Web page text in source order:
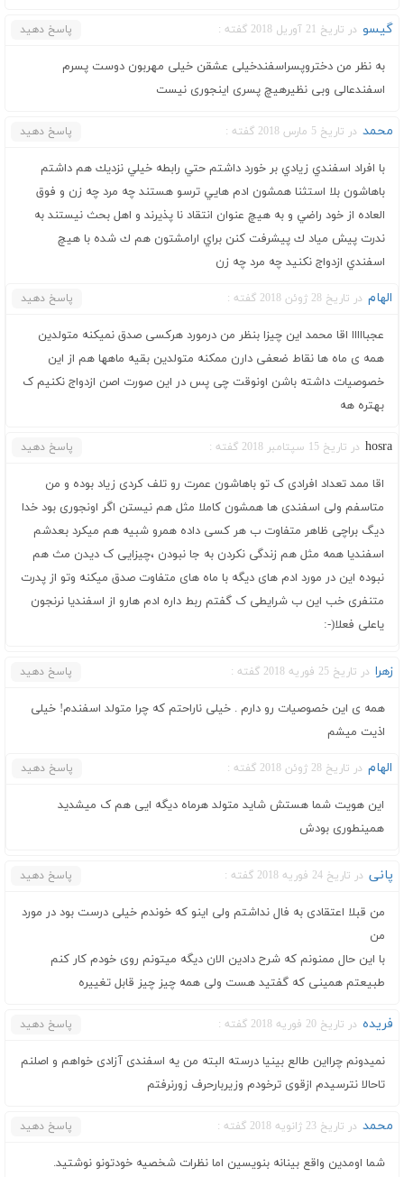
گیسو در تاریخ 21 آوریل 2018 گفته : پاسخ دهید
به نظر من دختروپسراسفندخیلی عشقن خیلی مهربون دوست پسرم
اسفندعالی وبی نظیرهیچ پسری اینجوری نیست
محمد در تاریخ 5 مارس 2018 گفته : پاسخ دهید
با افراد اسفندي زيادي بر خورد داشتم حتي رابطه خيلي نزديك هم داشتم
باهاشون بلا استثنا همشون ادم هايي ترسو هستند چه مرد چه زن و فوق
العاده از خود راضي و به هيچ عنوان انتقاد نا پذيرند و اهل بحث نيستند به
ندرت پيش مياد ك پيشرفت كنن براي ارامشتون هم ك شده با هيچ
اسفندي ازدواج نكنيد چه مرد چه زن
الهام در تاریخ 28 ژوئن 2018 گفته : پاسخ دهید
عجبااااا اقا محمد این چیزا بنظر من درمورد هرکسی صدق نمیکنه متولدین
همه ی ماه ها نقاط ضعفی دارن ممکنه متولدین بقیه ماهها هم از این
خصوصیات داشته باشن اونوقت چی پس در این صورت اصن ازدواج نکنیم ک
بهتره هه
hosra در تاریخ 15 سپتامبر 2018 گفته : پاسخ دهید
اقا ممد تعداد افرادی ک تو باهاشون عمرت رو تلف کردی زیاد بوده و من
متاسفم ولی اسفندی ها همشون کاملا مثل هم نیستن اگر اونجوری بود خدا
دیگ براچی ظاهر متفاوت ب هر کسی داده همرو شبیه هم میکرد بعدشم
اسفندیا همه مثل هم زندگی نکردن به جا نبودن ،چیزایی ک دیدن مث هم
نبوده این در مورد ادم های دیگه با ماه های متفاوت صدق میکنه وتو از پدرت
متنفری خب این ب شرایطی ک گفتم ربط داره ادم هارو از اسفندیا نرنجون
یاعلی فعلا⁦:-)⁩
زهرا در تاریخ 25 فوریه 2018 گفته : پاسخ دهید
همه ی این خصوصیات رو دارم . خیلی ناراحتم که چرا متولد اسفندم! خیلی
اذیت میشم
الهام در تاریخ 28 ژوئن 2018 گفته : پاسخ دهید
این هویت شما هستش شاید متولد هرماه دیگه ایی هم ک میشدید
همینطوری بودش
پانی در تاریخ 24 فوریه 2018 گفته : پاسخ دهید
من قبلا اعتقادی به فال نداشتم ولی اینو که خوندم خیلی درست بود در مورد
من
با این حال ممنونم که شرح دادین الان دیگه میتونم روی خودم کار کنم
طبیعتم همینی که گفتید هست ولی همه چیز چیز قابل تغییره
فریده در تاریخ 20 فوریه 2018 گفته : پاسخ دهید
نمیدونم چرااین طالع بینیا درسته البته من یه اسفندی آزادی خواهم و اصلنم
تاحالا نترسیدم ازقوی ترخودم وزیربارحرف زورنرفتم
محمد در تاریخ 23 ژانویه 2018 گفته : پاسخ دهید
شما اومدین واقع بینانه بنویسین اما نظرات شخصیه خودتونو نوشتید.